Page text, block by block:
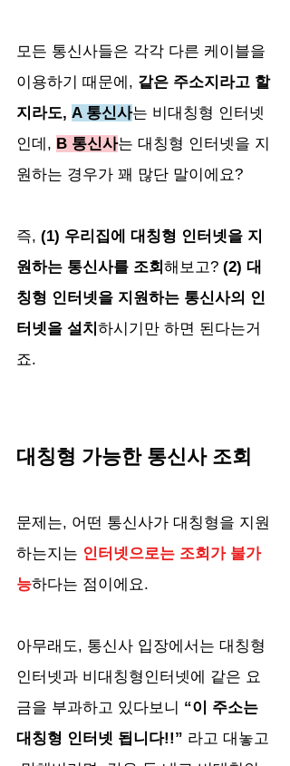
모든 통신사들은 각각 다른 케이블을
이용하기 때문에, 같은 주소지라고 할
지라도, A 통신사는 비대칭형 인터넷
인데, B 통신사는 대칭형 인터넷을 지
원하는 경우가 꽤 많단 말이에요?
즉, (1) 우리집에 대칭형 인터넷을 지
원하는 통신사를 조회 해보고? (2) 대
칭형 인터넷을 지원하는 통신사의 인
터넷을 설치 하시기만 하면 된다는거
죠.
대칭형 가능한 통신사 조회
문제는, 어떤 통신사가 대칭형을 지원
하는지는 인터넷으로는 조회가 불가
능하다는 점이에요.
아무래도, 통신사 입장에서는 대칭형
인터넷과 비대칭형인터넷에 같은 요
금을 부과하고 있다보니 “이 주소는
대칭형 인터넷 됩니다!!” 라고 대놓고